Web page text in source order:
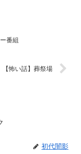
番組
【怖い話】葬祭場
初代闇影